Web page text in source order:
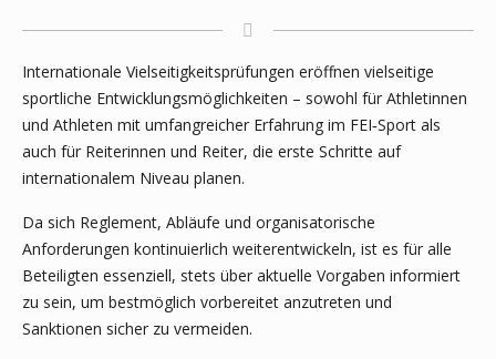
Internationale Vielseitigkeitsprüfungen eröffnen vielseitige
sportliche Entwicklungsmöglichkeiten – sowohl für Athletinnen
und Athleten mit umfangreicher Erfahrung im FEI‑Sport als
auch für Reiterinnen und Reiter, die erste Schritte auf
internationalem Niveau planen.
Da sich Reglement, Abläufe und organisatorische
Anforderungen kontinuierlich weiterentwickeln, ist es für alle
Beteiligten essenziell, stets über aktuelle Vorgaben informiert
zu sein, um bestmöglich vorbereitet anzutreten und
Sanktionen sicher zu vermeiden.